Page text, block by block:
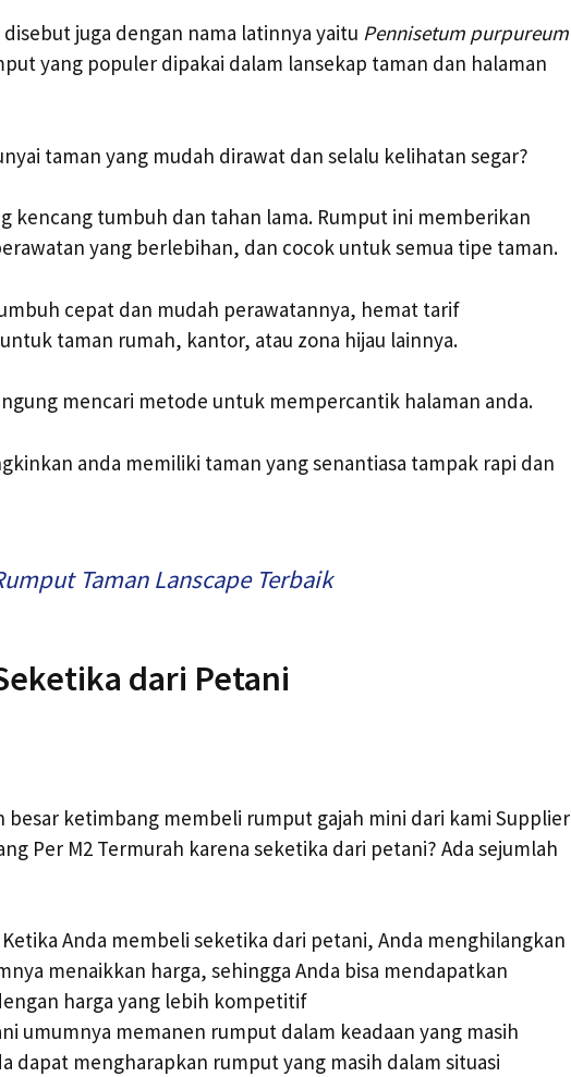
juga dengan nama latinnya yaitu Pennisetum purpureum
yang populer dipakai dalam lansekap taman dan halaman
taman yang mudah dirawat dan selalu kelihatan segar?
kencang tumbuh dan tahan lama. Rumput ini memberikan
yang berlebihan, dan cocok untuk semua tipe taman.
cepat dan mudah perawatannya, hemat tarif
taman rumah, kantor, atau zona hijau lainnya.
mencari metode untuk mempercantik halaman anda.
anda memiliki taman yang senantiasa tampak rapi dan
Taman Lanscape Terbaik
dari Petani
besar ketimbang membeli rumput gajah mini dari kami Supplier
Per M2 Termurah karena seketika dari petani? Ada sejumlah
Anda membeli seketika dari petani, Anda menghilangkan
menaikkan harga, sehingga Anda bisa mendapatkan
harga yang lebih kompetitif
umumnya memanen rumput dalam keadaan yang masih
dapat mengharapkan rumput yang masih dalam situasi